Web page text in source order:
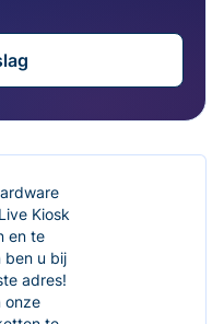
Kiosk
en te
ben u bij
adres!